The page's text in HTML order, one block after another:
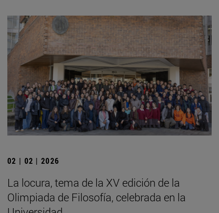
02 | 02 | 2026
La locura, tema de la XV edición de la
Olimpiada de Filosofía, celebrada en la